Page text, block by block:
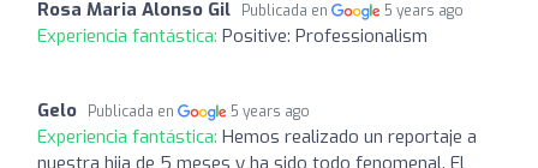
Rosa Maria Alonso Gil Publicada en 5 years ago
Experiencia fantástica: Positive: Professionalism
Gelo Publicada en 5 years ago
Experiencia fantástica: Hemos realizado un reportaje a
nuestra hija de 5 meses y ha sido todo fenomenal. El